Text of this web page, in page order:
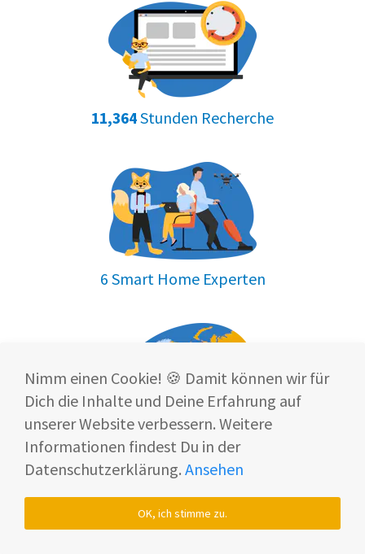
11,364Stunden Recherche
6 Smart Home Experten
Smart Home Foxist europaweit vertreten
Nimm einen Cookie! 🍪 Damit können wir für
Dich die Inhalte und Deine Erfahrung auf
unserer Website verbessern. Weitere
Informationen findest Du in der
Datenschutzerklärung. Ansehen
OK, ich stimme zu.